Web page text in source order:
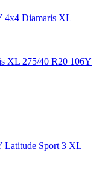
XL 275/40 R20 106Y